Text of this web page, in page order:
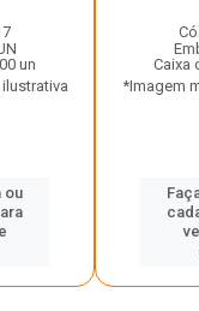
un
ou
Caixa
*Imagem